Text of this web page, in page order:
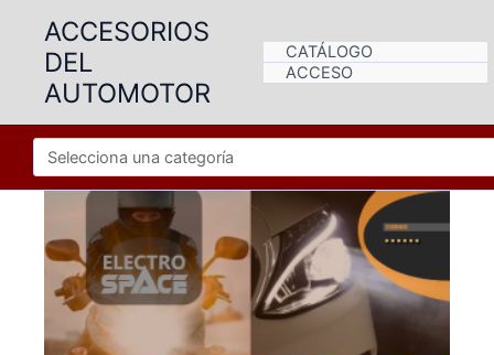
contenido
ACCESORIOS
DEL
AUTOMOTOR
CATÁLOGO
ACCESO